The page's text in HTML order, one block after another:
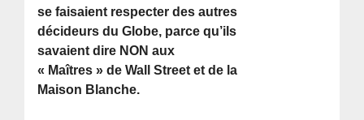
se faisaient respecter des autres
décideurs du Globe, parce qu’ils
savaient dire NON aux
« Maîtres » de Wall Street et de la
Maison Blanche.